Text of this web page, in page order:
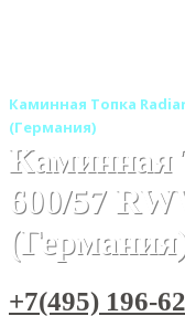
Каминная Топка
(Германия)
Каминная
600/57
+7(495) 196-